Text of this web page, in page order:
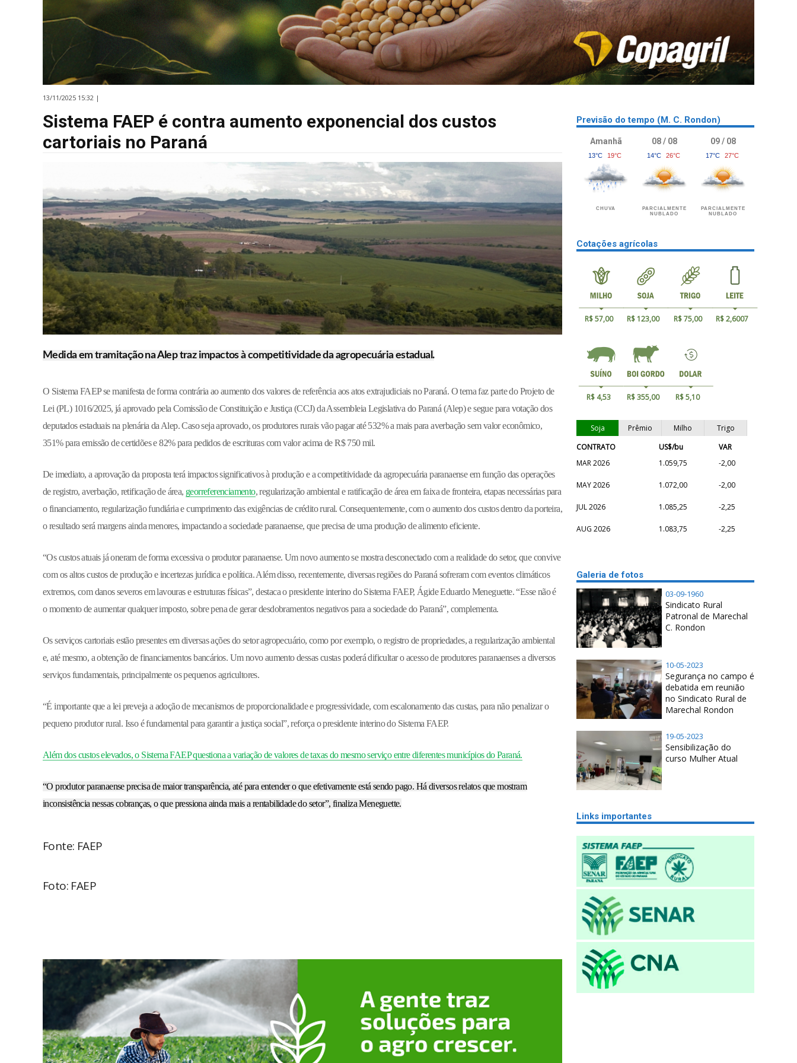
13/11/2025 15:32 |
Sistema FAEP é contra aumento exponencial dos custos
cartoriais no Paraná
Medida em tramitação na Alep traz impactos à competitividade da agropecuária estadual.
O Sistema FAEP se manifesta de forma contrária ao aumento dos valores de referência aos atos extrajudiciais no Paraná. O tema faz parte do Projeto de
Lei (PL) 1016/2025, já aprovado pela Comissão de Constituição e Justiça (CCJ) da Assembleia Legislativa do Paraná (Alep) e segue para votação dos
deputados estaduais na plenária da Alep. Caso seja aprovado, os produtores rurais vão pagar até 532% a mais para averbação sem valor econômico,
351% para emissão de certidões e 82% para pedidos de escrituras com valor acima de R$ 750 mil.
De imediato, a aprovação da proposta terá impactos significativos à produção e a competitividade da agropecuária paranaense em função das operações
de registro, averbação, retificação de área, georreferenciamento, regularização ambiental e ratificação de área em faixa de fronteira, etapas necessárias para
o financiamento, regularização fundiária e cumprimento das exigências de crédito rural. Consequentemente, com o aumento dos custos dentro da porteira,
o resultado será margens ainda menores, impactando a sociedade paranaense, que precisa de uma produção de alimento eficiente.
“Os custos atuais já oneram de forma excessiva o produtor paranaense. Um novo aumento se mostra desconectado com a realidade do setor, que convive
com os altos custos de produção e incertezas jurídica e política. Além disso, recentemente, diversas regiões do Paraná sofreram com eventos climáticos
extremos, com danos severos em lavouras e estruturas físicas”, destaca o presidente interino do Sistema FAEP, Ágide Eduardo Meneguette. “Esse não é
o momento de aumentar qualquer imposto, sobre pena de gerar desdobramentos negativos para a sociedade do Paraná”, complementa.
Os serviços cartoriais estão presentes em diversas ações do setor agropecuário, como por exemplo, o registro de propriedades, a regularização ambiental
e, até mesmo, a obtenção de financiamentos bancários. Um novo aumento dessas custas poderá dificultar o acesso de produtores paranaenses a diversos
serviços fundamentais, principalmente os pequenos agricultores.
“É importante que a lei preveja a adoção de mecanismos de proporcionalidade e progressividade, com escalonamento das custas, para não penalizar o
pequeno produtor rural. Isso é fundamental para garantir a justiça social”, reforça o presidente interino do Sistema FAEP.
Além dos custos elevados, o Sistema FAEP questiona a variação de valores de taxas do mesmo serviço entre diferentes municípios do Paraná.
“O produtor paranaense precisa de maior transparência, até para entender o que efetivamente está sendo pago. Há diversos relatos que mostram
inconsistência nessas cobranças, o que pressiona ainda mais a rentabilidade do setor”, finaliza Meneguette.
Fonte: FAEP
Foto: FAEP
Previsão do tempo (M. C. Rondon)
Amanhã
13°C 19°C
CHUVA
08 / 08
14°C 26°C
PARCIALMENTE
NUBLADO
09 / 08
17°C 27°C
PARCIALMENTE
NUBLADO
Cotações agrícolas
R$ 57,00 R$ 123,00 R$ 75,00 R$ 2,6007
R$ 4,53 R$ 355,00 R$ 5,10
Soja Prêmio Milho
Trigo
CONTRATO
US$/bu
VAR
MAR 2026
1.059,75 -2,00
MAY 2026 1.072,00 -2,00
JUL 2026 1.085,25 -2,25
AUG 2026 1.083,75 -2,25
Galeria de fotos
03-09-1960
Sindicato Rural
Patronal de Marechal
C. Rondon
10-05-2023
Segurança no campo é
debatida em reunião
no Sindicato Rural de
Marechal Rondon
19-05-2023
Sensibilização do
curso Mulher Atual
Links importantes